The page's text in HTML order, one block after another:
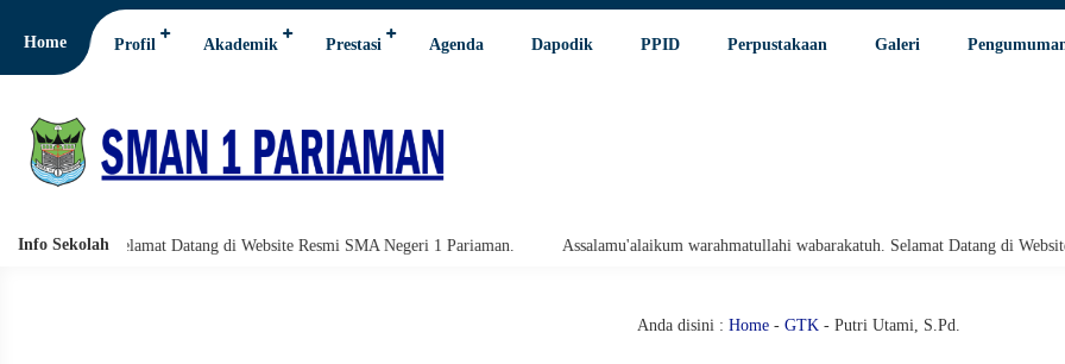
Home Profil Akademik Prestasi Agenda Dapodik PPID Perpustakaan Galeri
Info SekolahSelamat Datang di Website Resmi SMA Negeri 1 Pariaman. Assalamu'alaikum warahmatullahi wabarakatuh. Selamat Datang di Website
Anda disini : Home - GTK - Putri Utami, S.Pd.